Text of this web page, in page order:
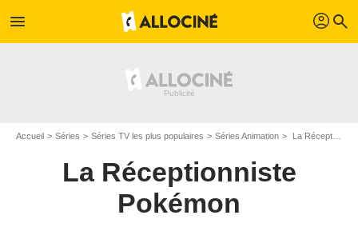
menu profil search
Accueil Séries Séries TV les plus populaires Séries Animation La Réceptionniste Pokémon
La Réceptionniste
Pokémon